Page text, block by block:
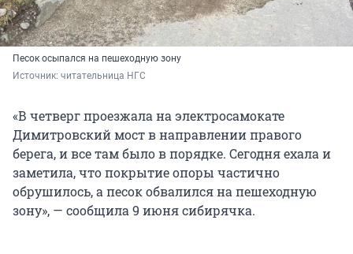
Песок осыпался на пешеходную зону
Источник: читательница НГС
«В четверг проезжала на электросамокате
Димитровский мост в направлении правого
берега, и все там было в порядке. Сегодня ехала и
заметила, что покрытие опоры частично
обрушилось, а песок обвалился на пешеходную
зону», — сообщила 9 июня сибирячка.